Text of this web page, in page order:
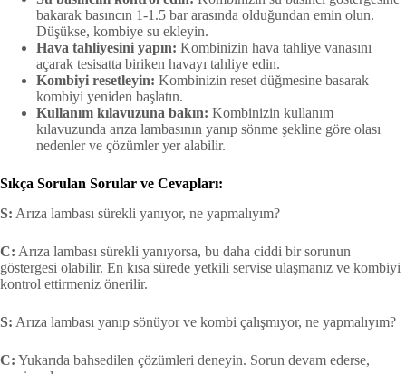
bakarak basıncın 1-1.5 bar arasında olduğundan emin olun.
Düşükse, kombiye su ekleyin.
Hava tahliyesini yapın: Kombinizin hava tahliye vanasını
açarak tesisatta biriken havayı tahliye edin.
Kombiyi resetleyin: Kombinizin reset düğmesine basarak
kombiyi yeniden başlatın.
Kullanım kılavuzuna bakın: Kombinizin kullanım
kılavuzunda arıza lambasının yanıp sönme şekline göre olası
nedenler ve çözümler yer alabilir.
Sıkça Sorulan Sorular ve Cevapları:
S: Arıza lambası sürekli yanıyor, ne yapmalıyım?
C: Arıza lambası sürekli yanıyorsa, bu daha ciddi bir sorunun
göstergesi olabilir. En kısa sürede yetkili servise ulaşmanız ve kombiyi
kontrol ettirmeniz önerilir.
S: Arıza lambası yanıp sönüyor ve kombi çalışmıyor, ne yapmalıyım?
C: Yukarıda bahsedilen çözümleri deneyin. Sorun devam ederse,